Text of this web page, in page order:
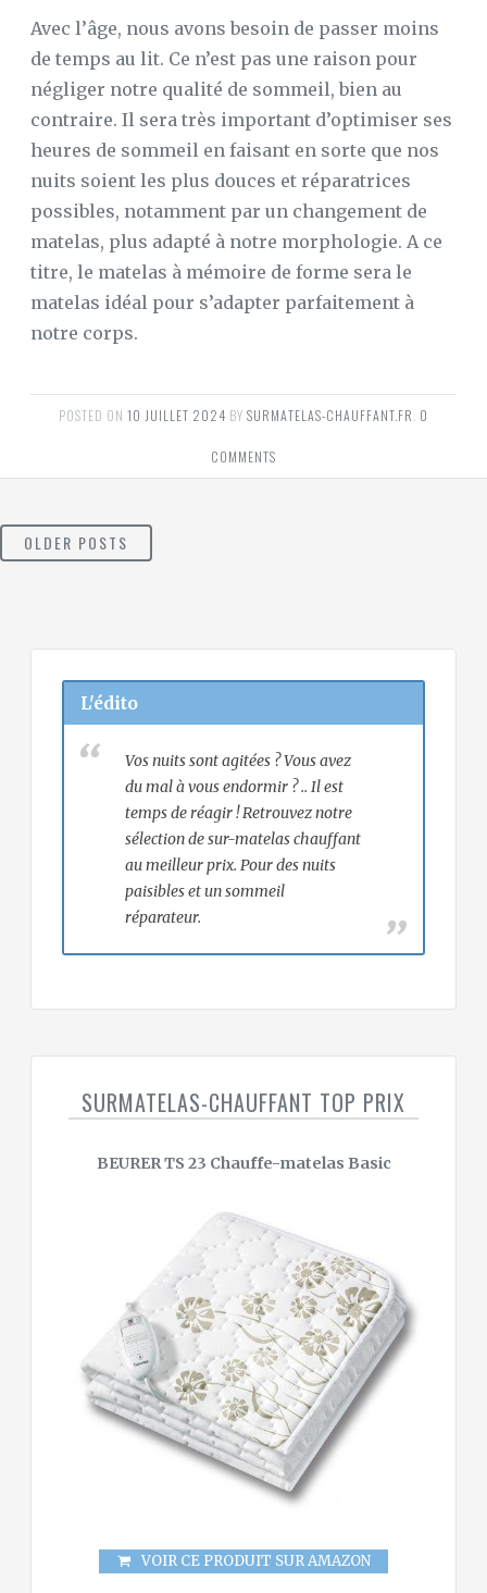
Avec l’âge, nous avons besoin de passer moins
de temps au lit. Ce n’est pas une raison pour
négliger notre qualité de sommeil, bien au
contraire. Il sera très important d’optimiser ses
heures de sommeil en faisant en sorte que nos
nuits soient les plus douces et réparatrices
possibles, notamment par un changement de
matelas, plus adapté à notre morphologie. A ce
titre, le matelas à mémoire de forme sera le
matelas idéal pour s’adapter parfaitement à
notre corps.
POSTED ON 10 JUILLET 2024 BY SURMATELAS-CHAUFFANT.FR 0
COMMENTS
POSTS
OLDER POSTS
L'édito
Vos nuits sont agitées ? Vous avez
du mal à vous endormir ? .. Il est
temps de réagir ! Retrouvez notre
sélection de sur-matelas chauffant
au meilleur prix. Pour des nuits
paisibles et un sommeil
réparateur.
SURMATELAS-CHAUFFANT TOP PRIX
BEURER TS 23 Chauffe-matelas Basic
VOIR CE PRODUIT SUR AMAZON